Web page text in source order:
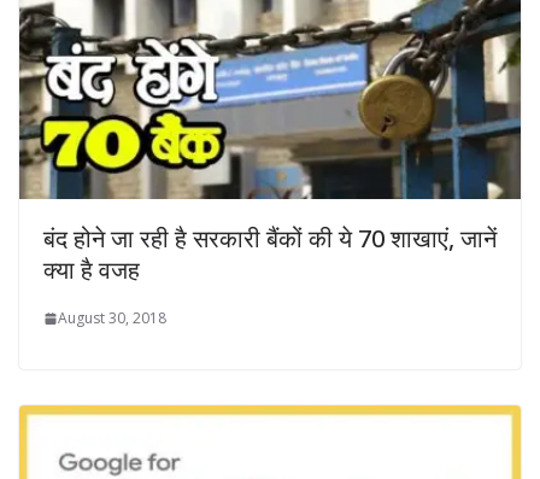
बंद होने जा रही है सरकारी बैंकों की ये 70 शाखाएं, जानें
क्‍या है वजह
August 30, 2018